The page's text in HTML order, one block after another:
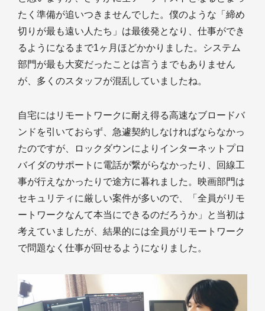
たく準備が追いつきませんでした。僕のような「締め
切りが最も遠い人たち」は最後発となり、仕事ができ
るようになるまで1ヶ月ほどかかりました。システム
部門が最も大変だったことは言うまでもありません
が、多くのスタッフが混乱していましたね。
自宅にはリモートワークに耐え得る高速なブロードバ
ンドを引いておらず、急遽契約しなければならなかっ
たのですが、ロックダウンによりインターネットプロ
バイダのサポートに電話が繋がらなかったり、回線工
事が行えなかったりで途方に暮れました。映画部門は
セキュリティに厳しい案件が多いので、「全員がリモ
ートワークなんて本当にできるのだろうか」と当初は
考えていましたが、結果的には全員がリモートワーク
で問題なく仕事が回せるようになりました。